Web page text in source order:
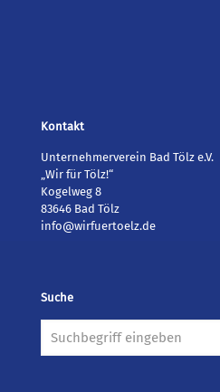
Kontakt
Unternehmerverein Bad Tölz e.V.
„Wir für Tölz!“
Kogelweg 8
83646 Bad Tölz
info@wirfuertoelz.de
Suche